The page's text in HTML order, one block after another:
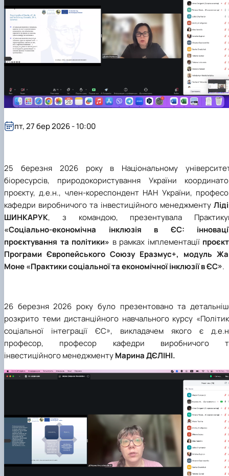
25 березня2026року в Національному
біоресурсів, природокористування України
проєкту, д.е.н., член-кореспондент НАН України,
кафедри виробничого та інвестиційного менеджменту
ШИНКАРУК, з командою, презентувала
«Соціально-економічна інклюзія в ЄС:
проєктування та політики» в рамках імплементації
Програми Європейського Союзу Еразмус+, модуль
Моне «Практики соціальної таекономічної інклюзії в ЄС».
26 березня 2026 року було презентованота
розкрито теми дистанційного навчального курсу
соціальної інтеграції ЄС», викладачем якого є
професор, професор кафедри виробничого
інвестиційного менеджментуМарина ДЄЛІНІ.
пт, 27 бер 2026 - 10:00